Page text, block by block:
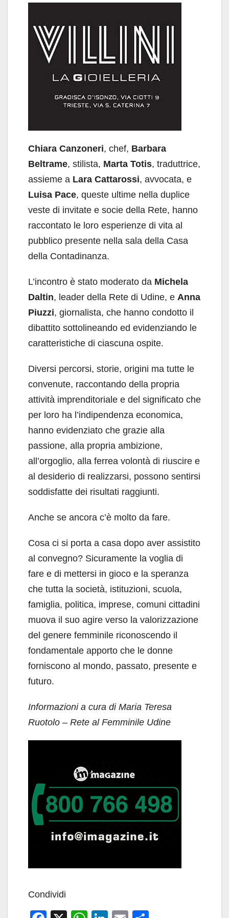
Chiara Canzoneri, chef, Barbara
Beltrame, stilista, Marta Totis, traduttrice,
assieme a Lara Cattarossi, avvocata, e
Luisa Pace, queste ultime nella duplice
veste di invitate e socie della Rete, hanno
raccontato le loro esperienze di vita al
pubblico presente nella sala della Casa
della Contadinanza.
L’incontro è stato moderato da Michela
Daltin, leader della Rete di Udine, e Anna
Piuzzi, giornalista, che hanno condotto il
dibattito sottolineando ed evidenziando le
caratteristiche di ciascuna ospite.
Diversi percorsi, storie, origini ma tutte le
convenute, raccontando della propria
attività imprenditoriale e del significato che
per loro ha l’indipendenza economica,
hanno evidenziato che grazie alla
passione, alla propria ambizione,
all’orgoglio, alla ferrea volontà di riuscire e
al desiderio di realizzarsi, possono sentirsi
soddisfatte dei risultati raggiunti.
Anche se ancora c’è molto da fare.
Cosa ci si porta a casa dopo aver assistito
al convegno? Sicuramente la voglia di
fare e di mettersi in gioco e la speranza
che tutta la società, istituzioni, scuola,
famiglia, politica, imprese, comuni cittadini
muova il suo agire verso la valorizzazione
del genere femminile riconoscendo il
fondamentale apporto che le donne
forniscono al mondo, passato, presente e
futuro.
Informazioni a cura di Maria Teresa
Ruotolo – Rete al Femminile Udine
Condividi